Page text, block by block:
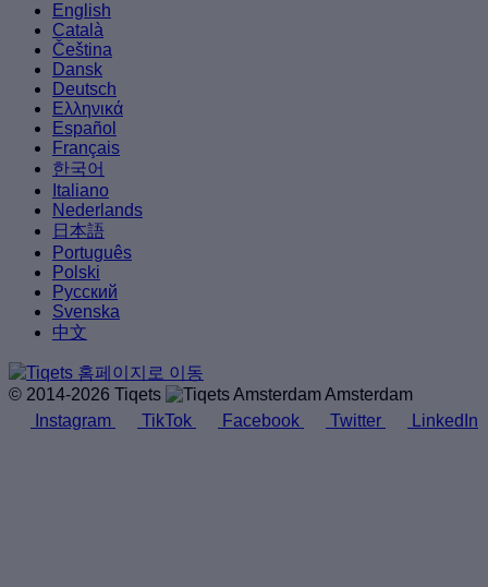
English
Català
Čeština
Dansk
Deutsch
Ελληνικά
Español
Français
한국어
Italiano
Nederlands
日本語
Português
Polski
Русский
Svenska
中文
© 2014-2026 Tiqets
Amsterdam
Instagram
TikTok Facebook Twitter LinkedIn